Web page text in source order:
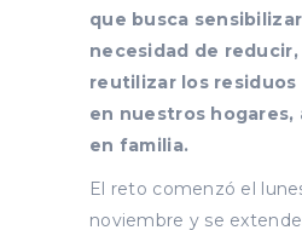
que busca
necesidad de
reutilizar los residuos
en nuestros hogares,
en familia.
El reto comenzó el
noviembre y se